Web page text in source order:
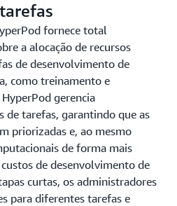
fornece total
a alocação de recursos
de desenvolvimento de
como treinamento e
gerencia
de tarefas, garantindo que as
priorizadas e, ao mesmo
de forma mais
de desenvolvimento de
curtas, os administradores
para diferentes tarefas e